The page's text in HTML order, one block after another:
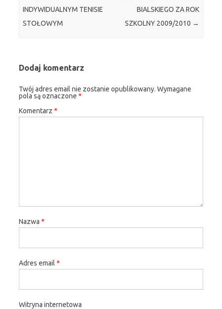
INDYWIDUALNYM TENISIE
STOŁOWYM
BIALSKIEGO ZA ROK
SZKOLNY 2009/2010 →
Dodaj komentarz
Twój adres email nie zostanie opublikowany. Wymagane
pola są oznaczone *
Komentarz *
Nazwa *
Adres email *
Witryna internetowa